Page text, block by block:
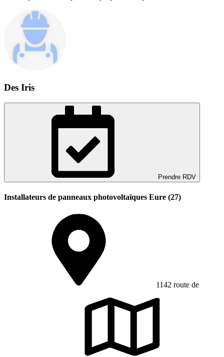
Des Iris
Prendre RDV
Installateurs de panneaux photovoltaïques Eure (27)
1142 route de